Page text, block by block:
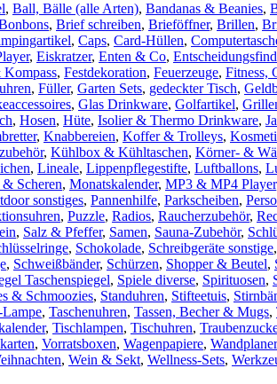
, Ball, Bälle (alle Arten), Bandanas & Beanies,
, Brief schreiben, Brieföffner, Brillen,
, Caps, Card-Hüllen,
, Eiskratzer, Enten & Co,
Kompass, Festdekoration, Feuerzeuge, Fitness,
, Füller, Garten Sets, gedeckter Tisch,
, Glas Drinkware, Golfartikel,
, Hosen, Hüte, Isolier & Thermo Drinkware,
, Knabbereien, Koffer & Trolleys,
, Kühlbox & Kühltaschen, Körner- &
, Lineale, Lippenpflegestifte, Luftballons,
& Scheren, Monatskalender, MP3 & MP4 Player
sonstiges, Pannenhilfe, Parkscheiben,
, Puzzle, Radios, Raucherzubehör,
, Salz & Pfeffer, Samen, Sauna-Zubehör,
, Schokolade, Schreibgeräte sonstige
, Schweißbänder, Schürzen, Shopper & Beutel,
Taschenspiegel, Spiele diverse, Spirituosen,
& Schmoozies, Standuhren, Stifteetuis,
, Taschenuhren, Tassen, Becher & Mugs,
, Tischlampen, Tischuhren,
, Vorratsboxen, Wagenpapiere, Wandplaner
, Wein & Sekt, Wellness-Sets,